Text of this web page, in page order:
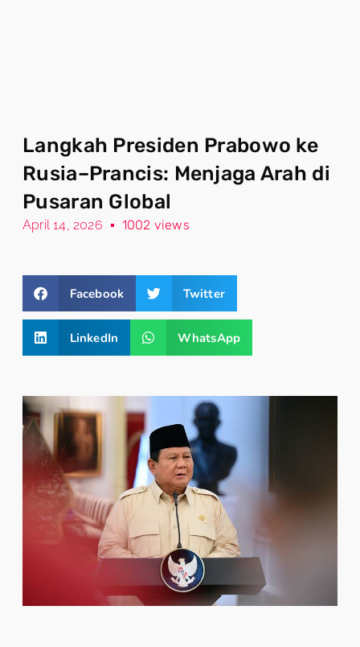
Langkah Presiden Prabowo ke
Rusia–Prancis: Menjaga Arah di
Pusaran Global
April 14, 2026 1002 views
Facebook Twitter
LinkedIn WhatsApp